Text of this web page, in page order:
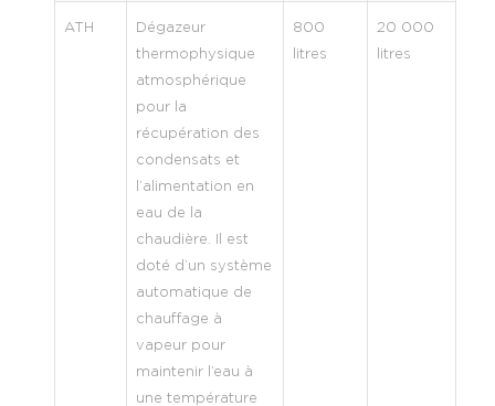
ATH
Dégazeur
thermophysique
atmosphérique
pour la
récupération des
condensats et
l’alimentation en
eau de la
chaudière. Il est
doté d’un système
automatique de
chauffage à
vapeur pour
maintenir l’eau à
une température
800
litres
20 000
litres